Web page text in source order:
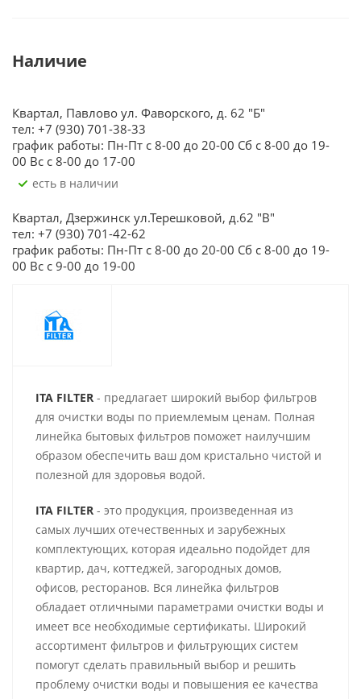
Наличие
Квартал, Павлово ул. Фаворского, д. 62 "Б"
тел: +7 (930) 701-38-33
график работы: Пн-Пт с 8-00 до 20-00 Сб с 8-00 до 19-
00 Вс с 8-00 до 17-00
Есть в наличии
Квартал, Дзержинск ул.Терешковой, д.62 "В"
тел: +7 (930) 701-42-62
график работы: Пн-Пт с 8-00 до 20-00 Сб с 8-00 до 19-
00 Вс с 9-00 до 19-00
ITA FILTER - предлагает широкий выбор фильтров
для очистки воды по приемлемым ценам. Полная
линейка бытовых фильтров поможет наилучшим
образом обеспечить ваш дом кристально чистой и
полезной для здоровья водой.
ITA FILTER - это продукция, произведенная из
самых лучших отечественных и зарубежных
комплектующих, которая идеально подойдет для
квартир, дач, коттеджей, загородных домов,
офисов, ресторанов. Вся линейка фильтров
обладает отличными параметрами очистки воды и
имеет все необходимые сертификаты. Широкий
ассортимент фильтров и фильтрующих систем
помогут сделать правильный выбор и решить
проблему очистки воды и повышения ее качества